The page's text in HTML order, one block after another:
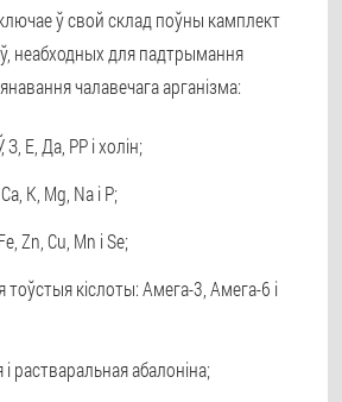
ў свой склад поўны камплект
неабходных для падтрымання
чалавечага арганізма:
З, Е, Да, РР і холін;
K, Mg, Na і P;
Zn, Cu, Mn і Se;
кіслоты: Амега-3, Амега-6 і
растваральная абалоніна;